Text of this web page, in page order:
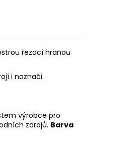
řezací hranou
i naznačí
výrobce pro
zdrojů. Barva